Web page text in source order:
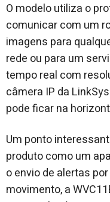
O modelo utiliza o
comunicar com um
imagens para
rede ou para um
tempo real com
câmera IP da
pode ficar na
Um ponto
produto como um
o envio de alertas
movimento, a